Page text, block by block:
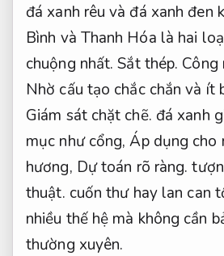
đá xanh rêu và đá xanh đen
Bình và Thanh Hóa là hai
chuộng nhất.Sắt thép. Công
Nhờ cấu tạo chắc chắn và ít
Giám sát chặt chẽ. đá xanh
mục như cổng,Áp dụng cho
hương, Dự toán rõ ràng.
thuật. cuốn thư hay lan can
nhiều thế hệ mà không cần
thường xuyên.